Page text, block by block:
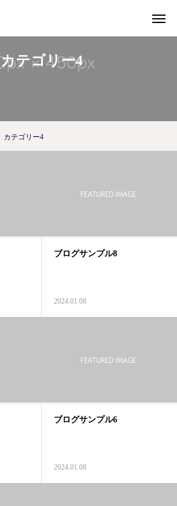
カテゴリー4
カテゴリー4
ブログサンプル8
2024.01.08
ブログサンプル6
2024.01.08